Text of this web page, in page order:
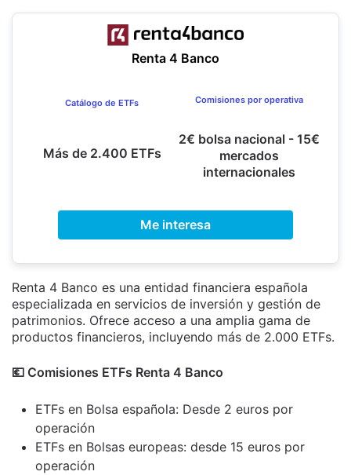
Renta 4 Banco
Catálogo de ETFs
Más de 2.400 ETFs
Comisiones por operativa
2€ bolsa nacional - 15€
mercados
internacionales
Me interesa
Renta 4 Banco es una entidad financiera española
especializada en servicios de inversión y gestión de
patrimonios. Ofrece acceso a una amplia gama de
productos financieros, incluyendo más de 2.000 ETFs.
💶​ Comisiones ETFs Renta 4 Banco
ETFs en Bolsa española: Desde 2 euros por
operación
ETFs en Bolsas europeas: desde 15 euros por
operación